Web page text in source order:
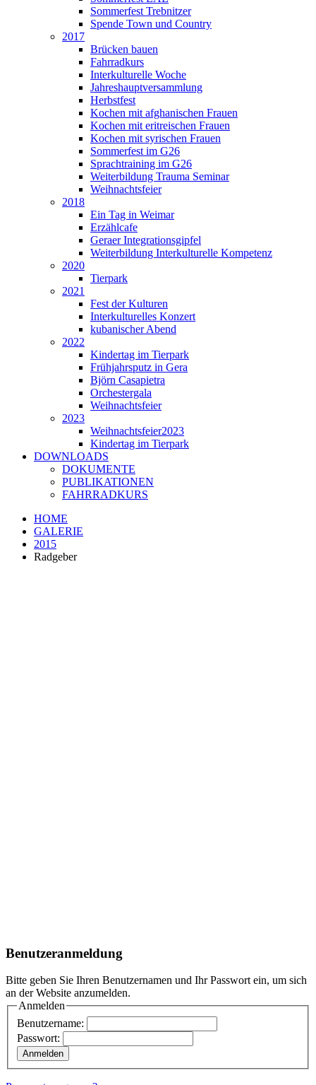
Sommerfest Trebnitzer
Spende Town und Country
2017
Brücken bauen
Fahrradkurs
Interkulturelle Woche
Jahreshauptversammlung
Herbstfest
Kochen mit afghanischen Frauen
Kochen mit eritreischen Frauen
Kochen mit syrischen Frauen
Sommerfest im G26
Sprachtraining im G26
Weiterbildung Trauma Seminar
Weihnachtsfeier
2018
Ein Tag in Weimar
Erzählcafe
Geraer Integrationsgipfel
Weiterbildung Interkulturelle Kompetenz
2020
Tierpark
2021
Fest der Kulturen
Interkulturelles Konzert
kubanischer Abend
2022
Kindertag im Tierpark
Frühjahrsputz in Gera
Björn Casapietra
Orchestergala
Weihnachtsfeier
2023
Weihnachtsfeier2023
Kindertag im Tierpark
DOWNLOADS
DOKUMENTE
PUBLIKATIONEN
FAHRRADKURS
HOME
GALERIE
2015
Radgeber
Benutzeranmeldung
Bitte geben Sie Ihren Benutzernamen und Ihr Passwort ein, um sich
an der Website anzumelden.
Anmelden
Benutzername:
Passwort: